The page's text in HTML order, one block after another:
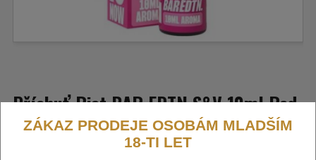
Příchuť Riot BAR EDTN S&V 10ml Red
Razz (Malinová tříšť)
ZÁKAZ PRODEJE OSOBÁM MLADŠÍM
18-TI LET